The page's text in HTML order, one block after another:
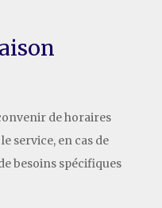
de horaires
service, en cas de
besoins spécifiques